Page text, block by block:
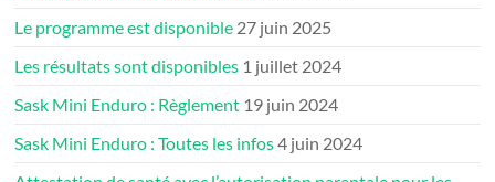
Le programme est disponible 27 juin 2025
Les résultats sont disponibles 1 juillet 2024
Sask Mini Enduro : Règlement 19 juin 2024
Sask Mini Enduro : Toutes les infos4 juin 2024